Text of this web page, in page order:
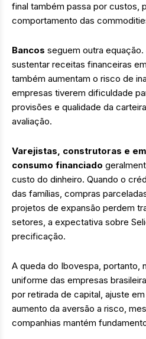
final também passa por custos,
comportamento das
Bancos seguem outra
sustentar receitas financeiras
também aumentam o risco de
empresas tiverem dificuldade
provisões e qualidade da
avaliação.
Varejistas, construtoras e
consumo financiado
custo do dinheiro. Quando o
das famílias, compras
projetos de expansão perdem
setores, a expectativa sobre
precificação.
A queda do Ibovespa, portanto,
uniforme das empresas
por retirada de capital, ajuste
aumento da aversão a risco,
companhias mantém